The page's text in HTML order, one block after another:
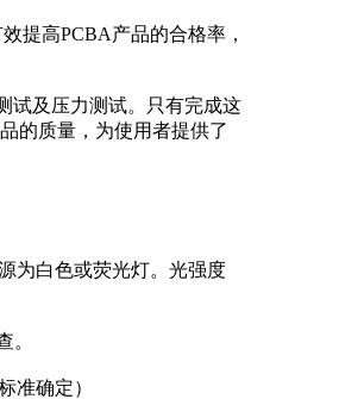
提高PCBA产品的合格率，
试及压力测试。只有完成这
的质量，为使用者提供了
为白色或荧光灯。光强度
。
准确定）